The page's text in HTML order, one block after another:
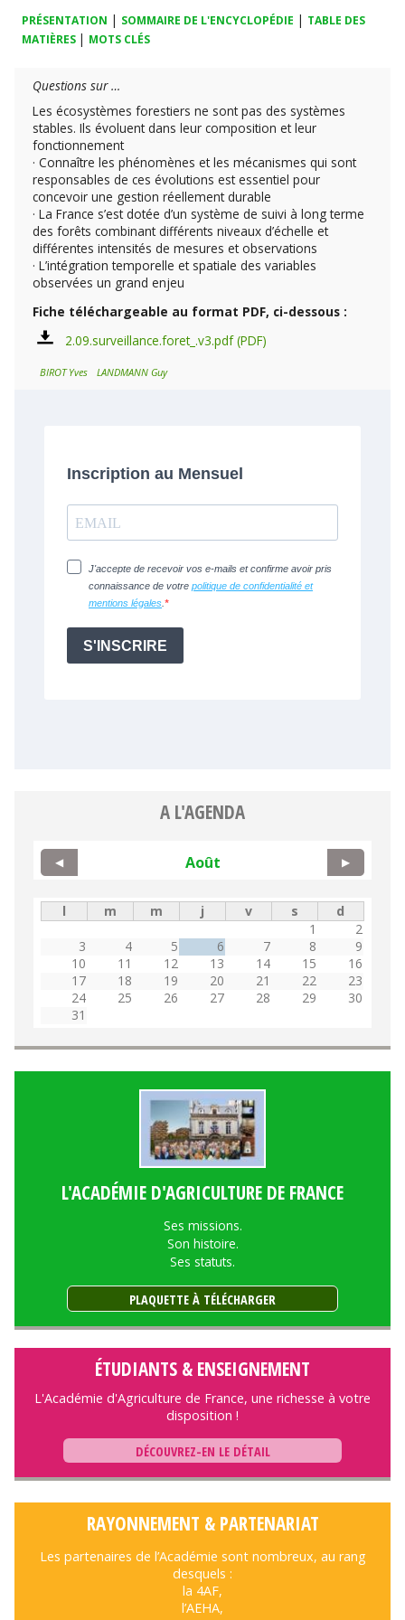
PRÉSENTATION | SOMMAIRE DE L'ENCYCLOPÉDIE | TABLE DES
MATIÈRES | MOTS CLÉS
Questions sur …
Les écosystèmes forestiers ne sont pas des systèmes
stables. Ils évoluent dans leur composition et leur
fonctionnement
· Connaître les phénomènes et les mécanismes qui sont
responsables de ces évolutions est essentiel pour
concevoir une gestion réellement durable
· La France s’est dotée d’un système de suivi à long terme
des forêts combinant différents niveaux d’échelle et
différentes intensités de mesures et observations
· L’intégration temporelle et spatiale des variables
observées un grand enjeu
Fiche téléchargeable au format PDF, ci-dessous :
2.09.surveillance.foret_.v3.pdf
BIROT Yves LANDMANN Guy
A L'AGENDA
Août
◀ ▶
l m m j v s
d
1
2
3
4 5 6 7 8
9
10
11 12 13 14 15
16
17
18 19 20 21 22
23
24
25 26 27 28 29
30
31
L'ACADÉMIE D'AGRICULTURE DE FRANCE
Ses missions.
Son histoire.
Ses statuts.
PLAQUETTE À TÉLÉCHARGER
ÉTUDIANTS & ENSEIGNEMENT
L'Académie d'Agriculture de France, une richesse à votre
disposition !
DÉCOUVREZ-EN LE DÉTAIL
RAYONNEMENT & PARTENARIAT
Les partenaires de l’Académie sont nombreux, au rang
desquels :
la 4AF,
l’AEHA,